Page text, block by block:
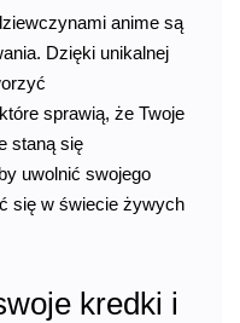
anime są
Dzięki unikalnej
sprawią, że Twoje
staną się
uwolnić swojego
się w świecie żywych
kredki i